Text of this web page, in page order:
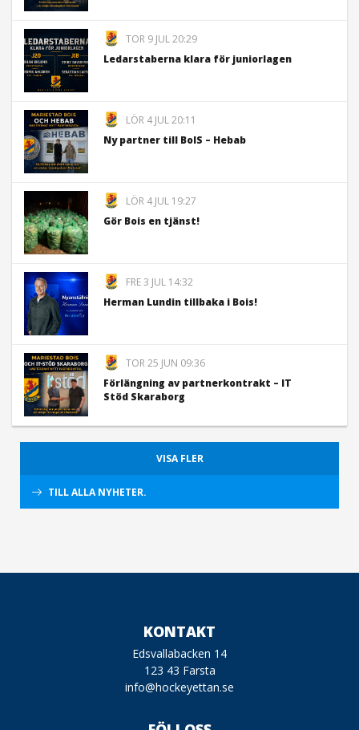
TOR 9 JUL 20:29
Ledarstaberna klara för juniorlagen
LÖR 4 JUL 20:11
Ny partner till BoIS – Hebab
LÖR 4 JUL 19:27
Gör Bois en tjänst!
FRE 3 JUL 14:32
Herman Lundin tillbaka i Bois!
TOR 25 JUN 09:36
Förlängning av partnerkontrakt – IT
Stöd Skaraborg
VISA FLER
TILL ALLA NYHETER.
KONTAKT
Edsvallabacken 14
123 43 Farsta
info@hockeyettan.se